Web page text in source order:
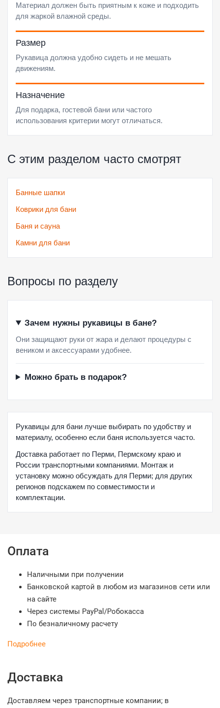
Материал должен быть приятным к коже и подходить
для жаркой влажной среды.
Размер
Рукавица должна удобно сидеть и не мешать
движениям.
Назначение
Для подарка, гостевой бани или частого
использования критерии могут отличаться.
С этим разделом часто смотрят
Банные шапки
Коврики для бани
Баня и сауна
Камни для бани
Вопросы по разделу
Зачем нужны рукавицы в бане?
Они защищают руки от жара и делают процедуры с
веником и аксессуарами удобнее.
Можно брать в подарок?
Рукавицы для бани лучше выбирать по удобству и
материалу, особенно если баня используется часто.
Доставка работает по Перми, Пермскому краю и
России транспортными компаниями. Монтаж и
установку можно обсуждать для Перми; для других
регионов подскажем по совместимости и
комплектации.
Оплата
Наличными при получении
Банковской картой в любом из магазинов сети или
на сайте
Через системы PayPal/Робокасса
По безналичному расчету
Подробнее
Доставка
Доставляем через транспортные компании; в